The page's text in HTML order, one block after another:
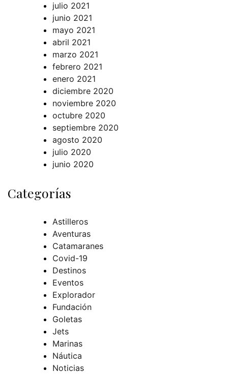
julio 2021
junio 2021
mayo 2021
abril 2021
marzo 2021
febrero 2021
enero 2021
diciembre 2020
noviembre 2020
octubre 2020
septiembre 2020
agosto 2020
julio 2020
junio 2020
Categorías
Astilleros
Aventuras
Catamaranes
Covid-19
Destinos
Eventos
Explorador
Fundación
Goletas
Jets
Marinas
Náutica
Noticias